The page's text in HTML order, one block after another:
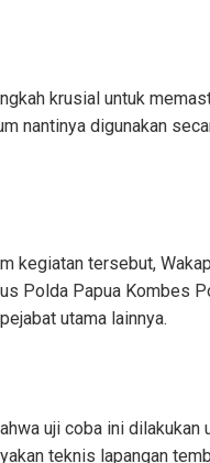
krusial untuk
nantinya digunakan
kegiatan tersebut,
Polda Papua Kombes
utama lainnya.
uji coba ini
teknis lapangan